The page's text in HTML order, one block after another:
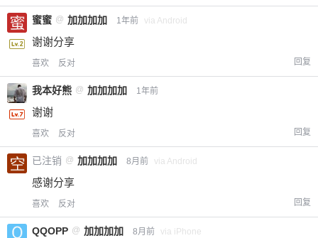
蜜蜜 @ 加加加加 1年前 via Android
谢谢分享
喜欢 反对 回复
我本好熊 @ 加加加加 1年前
谢谢
喜欢 反对 回复
已注销 @ 加加加加 8月前 via Android
感谢分享
喜欢 反对 回复
QQOPP @ 加加加加 8月前 via iPhone